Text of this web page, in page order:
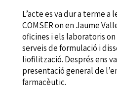
L’acte es va dur a terme a
COMSER on en Jaume
oficines i els laboratoris
serveis de formulació i
liofilització. Després ens
presentació general de
farmacèutic.